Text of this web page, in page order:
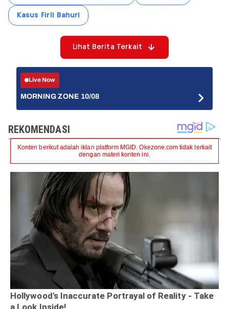
Kasus Firli Bahuri
Lihat Berita Terkait
Live Now
MORNING ZONE 10/08